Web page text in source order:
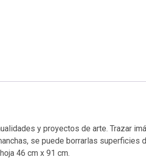
y proyectos de arte. Trazar
se puede borrarlas
46 cm x 91 cm.